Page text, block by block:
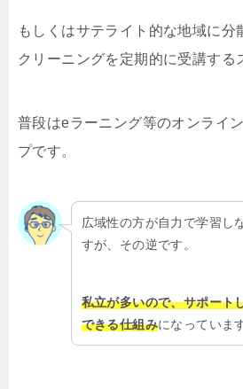
もしくはサテライト的な地域に分
クリーニングを定期的に受講する
普段はeラーニング等のオンライ
プです。
広域性の方が自力で学習
すが、その逆です。
私立が多いので、サポート
できる仕組みになっていま